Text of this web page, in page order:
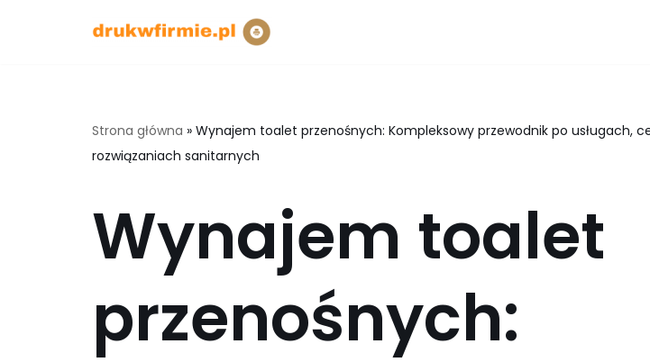
Strona główna » Wynajem toalet przenośnych: Kompleksowy przewodnik po usługach,
rozwiązaniach sanitarnych
Wynajem toalet
przenośnych: